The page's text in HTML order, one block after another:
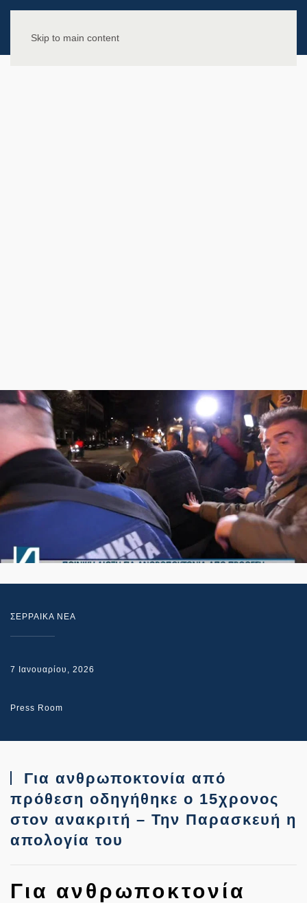
Skip to main content
ΣΕΡΡΑΙΚΑ ΝΕΑ
7 Ιανουαρίου, 2026
Press Room
Για ανθρωποκτονία από
πρόθεση οδηγήθηκε ο 15χρονος
στον ανακριτή – Την Παρασκευή η
απολογία του
Για ανθρωποκτονία